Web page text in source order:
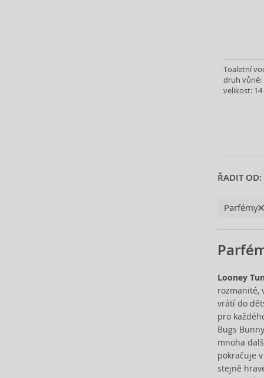
Toaletní
druh vůně:
velikost: 14
ŘADIT OD:
Parfémy
Looney
rozmanité,
vrátí do
pro
Bugs
mnoha
pokračuje
stejně